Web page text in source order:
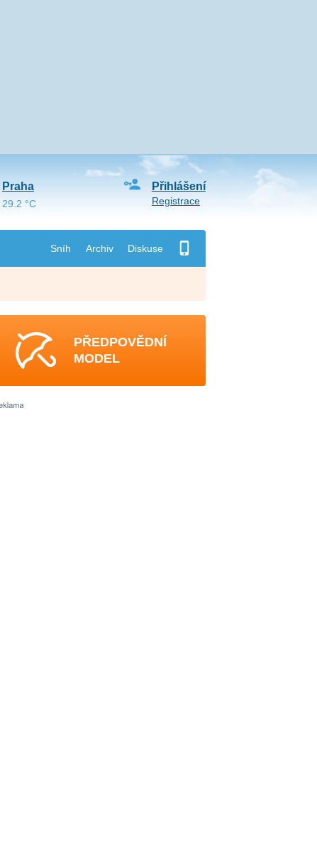
Sníh Archiv Diskuse
Přihlášení
Registrace
Praha
29.2 °C
PŘEDPOVĚDNÍ
MODEL